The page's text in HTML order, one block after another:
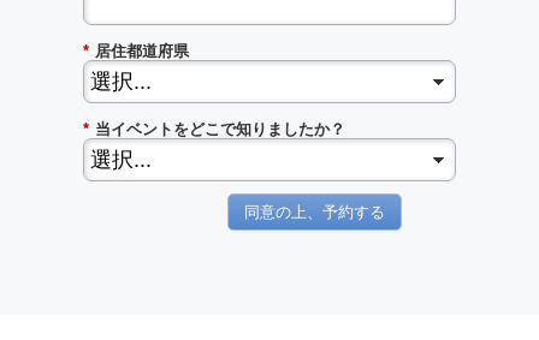
* 居住都道府県
* 当イベントをどこで知りましたか？
同意の上、予約する